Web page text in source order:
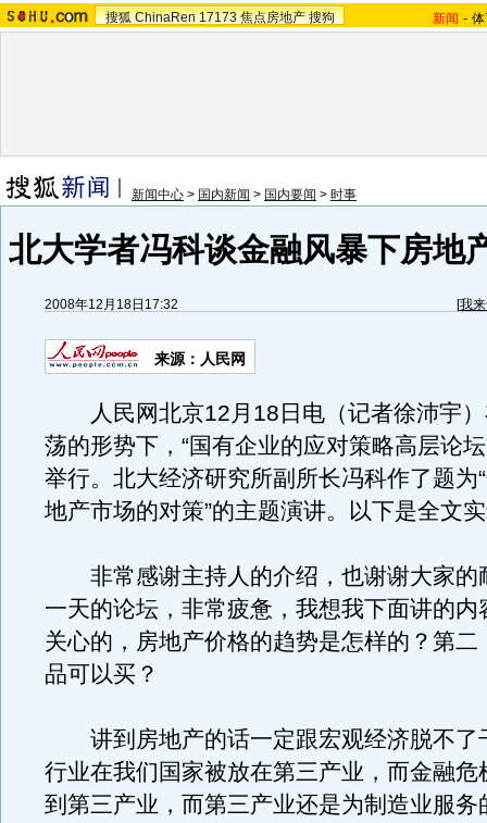
搜狐 ChinaRen 17173 焦点房地产 搜狗 新闻 -
新闻中心 > 国内新闻 > 国内要闻 > 时事
北大学者冯科谈金融风暴下房地
2008年12月18日17:32 [我
来源：人民网
人民网北京12月18日电（记者徐沛宇）
荡的形势下，“国有企业的应对策略高层论
举行。北大经济研究所副所长冯科作了题为
地产市场的对策”的主题演讲。以下是全文
非常感谢主持人的介绍，也谢谢大家的
一天的论坛，非常疲惫，我想我下面讲的内
关心的，房地产价格的趋势是怎样的？第二
品可以买？
讲到房地产的话一定跟宏观经济脱不了
行业在我们国家被放在第三产业，而金融危
到第三产业，而第三产业还是为制造业服务